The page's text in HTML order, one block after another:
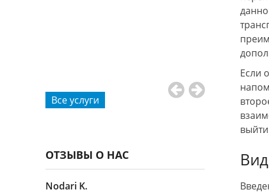
Все услуги
ОТЗЫВЫ О НАС
Nodari K. Владимир Ч.
Если